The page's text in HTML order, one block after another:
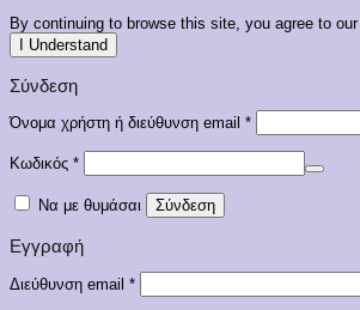
By continuing to browse this site, you agree to our
I Understand
Σύνδεση
Όνομα χρήστη ή διεύθυνση email *Απαιτείται
Κωδικός *Απαιτείται
Να με θυμάσαι Σύνδεση
Εγγραφή
Διεύθυνση email *Απαιτείται